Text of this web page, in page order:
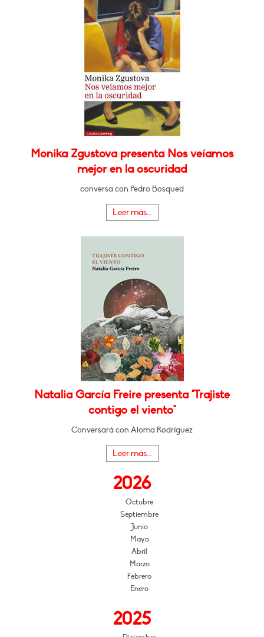
Monika Zgustova presenta Nos veíamos
mejor en la oscuridad
conversa con Pedro Bosqued
Leer más...
Natalia García Freire presenta "Trajiste
contigo el viento"
Conversará con Aloma Rodríguez
Leer más...
2026
Octubre
Septiembre
Junio
Mayo
Abril
Marzo
Febrero
Enero
2025